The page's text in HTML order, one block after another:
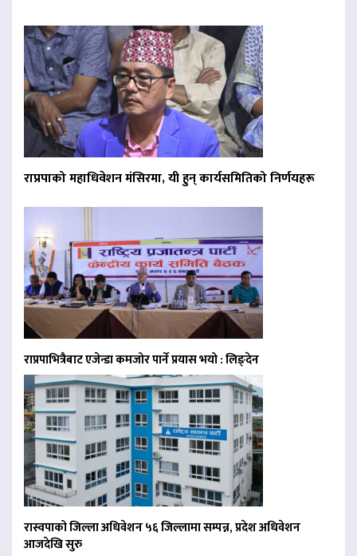
राप्रपाको महाधिवेशन मंसिरमा, यी हुन् कार्यसमितिको निर्णयहरू
राप्रपाभित्रैबाट एजेन्डा कमजोर पार्ने प्रयास भयो : लिङ्देन
रास्वपाको जिल्ला अधिवेशन ५६ जिल्लामा सम्पन्न, प्रदेश अधिवेशन
आजदेखि सुरु